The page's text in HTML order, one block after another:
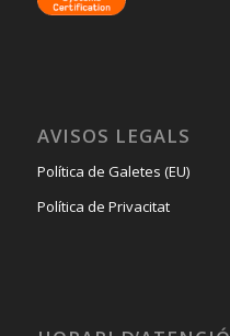
AVISOS LEGALS
Política de Galetes (EU)
Política de Privacitat